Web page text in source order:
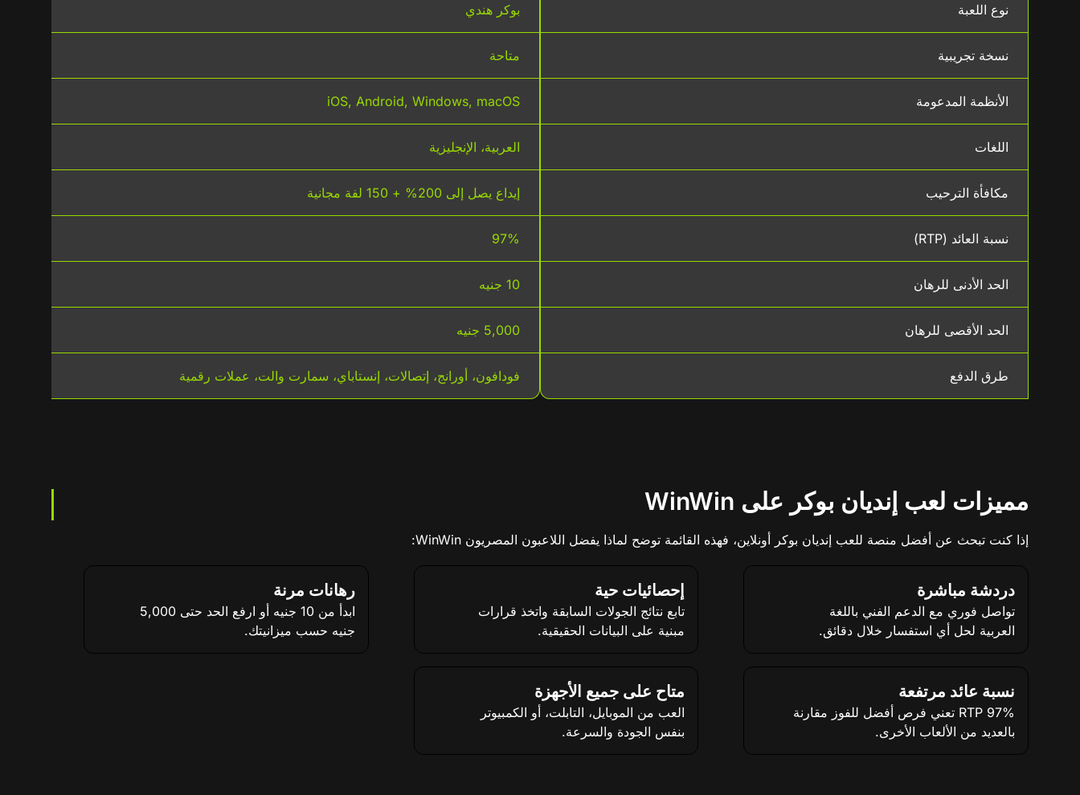
نوع اللعبة بوكر هندي
نسخة تجريبية متاحة
الأنظمة المدعومة iOS, Android, Windows, macOS
اللغات العربية، الإنجليزية
مكافأة الترحيب إيداع يصل إلى 200% + 150 لفة مجانية
نسبة العائد (RTP) 97%
الحد الأدنى للرهان 10 جنيه
الحد الأقصى للرهان 5,000 جنيه
طرق الدفع فودافون، أورانج، إتصالات، إنستاباي، سمارت والت، عملات رقمية
مميزات لعب إنديان بوكر على WinWin
إذا كنت تبحث عن أفضل منصة للعب إنديان بوكر أونلاين، فهذه القائمة توضح لماذا يفضل اللاعبون المصريون WinWin:
دردشة مباشرة
تواصل فوري مع الدعم الفني باللغة
العربية لحل أي استفسار خلال دقائق.
إحصائيات حية
تابع نتائج الجولات السابقة واتخذ قرارات
مبنية على البيانات الحقيقية.
رهانات مرنة
ابدأ من 10 جنيه أو ارفع الحد حتى 5,000
جنيه حسب ميزانيتك.
نسبة عائد مرتفعة
97% RTP تعني فرص أفضل للفوز مقارنة
بالعديد من الألعاب الأخرى.
متاح على جميع الأجهزة
العب من الموبايل، التابلت، أو الكمبيوتر
بنفس الجودة والسرعة.